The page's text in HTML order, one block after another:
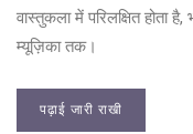
वास्तुकला में परिलक्षित
म्यूज़िका तक।
पढ़ाई जारी राखी